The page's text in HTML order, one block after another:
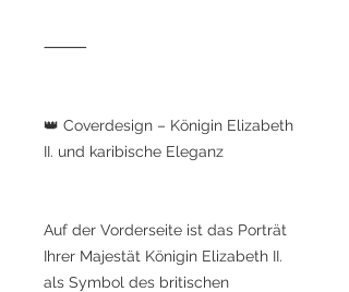
⸻
👑 Coverdesign – Königin Elizabeth
II. und karibische Eleganz
Auf der Vorderseite ist das Porträt
Ihrer Majestät Königin Elizabeth II.
als Symbol des britischen